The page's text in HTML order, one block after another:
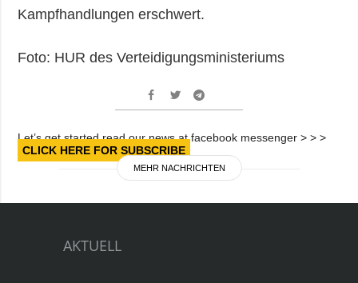
Kampfhandlungen erschwert.
Foto: HUR des Verteidigungsministeriums
Let’s get started read our news at facebook messenger > > >
CLICK HERE FOR SUBSCRIBE
MEHR NACHRICHTEN
AKTUELL